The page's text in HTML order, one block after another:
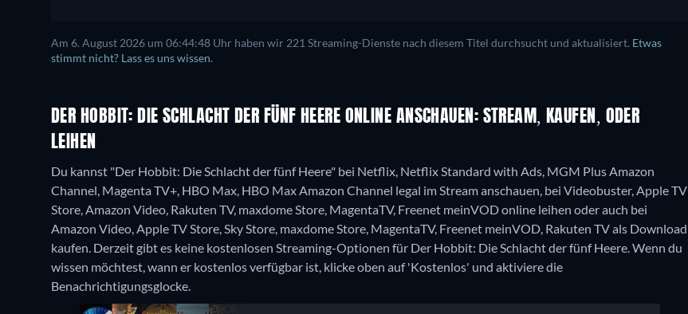
Am 6. August 2026 um 06:44:48 Uhr haben wir 221 Streaming-Dienste nach diesem Titel durchsucht und aktualisiert. Etwas
stimmt nicht? Lass es uns wissen.
DER HOBBIT: DIE SCHLACHT DER FÜNF HEERE ONLINE ANSCHAUEN: STREAM, KAUFEN, ODER
LEIHEN
Du kannst "Der Hobbit: Die Schlacht der fünf Heere" bei Netflix, Netflix Standard with Ads, MGM Plus Amazon
Channel, Magenta TV+, HBO Max, HBO Max Amazon Channel legal im Stream anschauen, bei Videobuster, Apple TV
Store, Amazon Video, Rakuten TV, maxdome Store, MagentaTV, Freenet meinVOD online leihen oder auch bei
Amazon Video, Apple TV Store, Sky Store, maxdome Store, MagentaTV, Freenet meinVOD, Rakuten TV als Download
kaufen. Derzeit gibt es keine kostenlosen Streaming-Optionen für Der Hobbit: Die Schlacht der fünf Heere. Wenn du
wissen möchtest, wann er kostenlos verfügbar ist, klicke oben auf 'Kostenlos' und aktiviere die
Benachrichtigungsglocke.